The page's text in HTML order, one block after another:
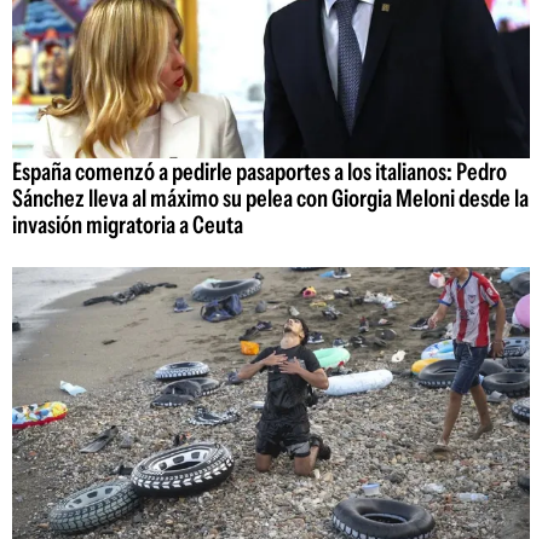
España comenzó a pedirle pasaportes a los italianos: Pedro
Sánchez lleva al máximo su pelea con Giorgia Meloni desde la
invasión migratoria a Ceuta